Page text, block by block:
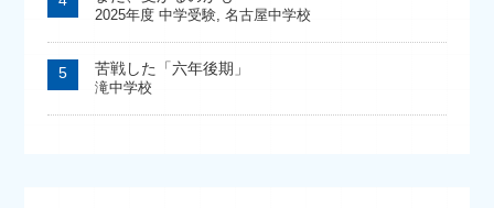
2025年度 中学受験, 名古屋中学校
苦戦した「六年後期」
滝中学校